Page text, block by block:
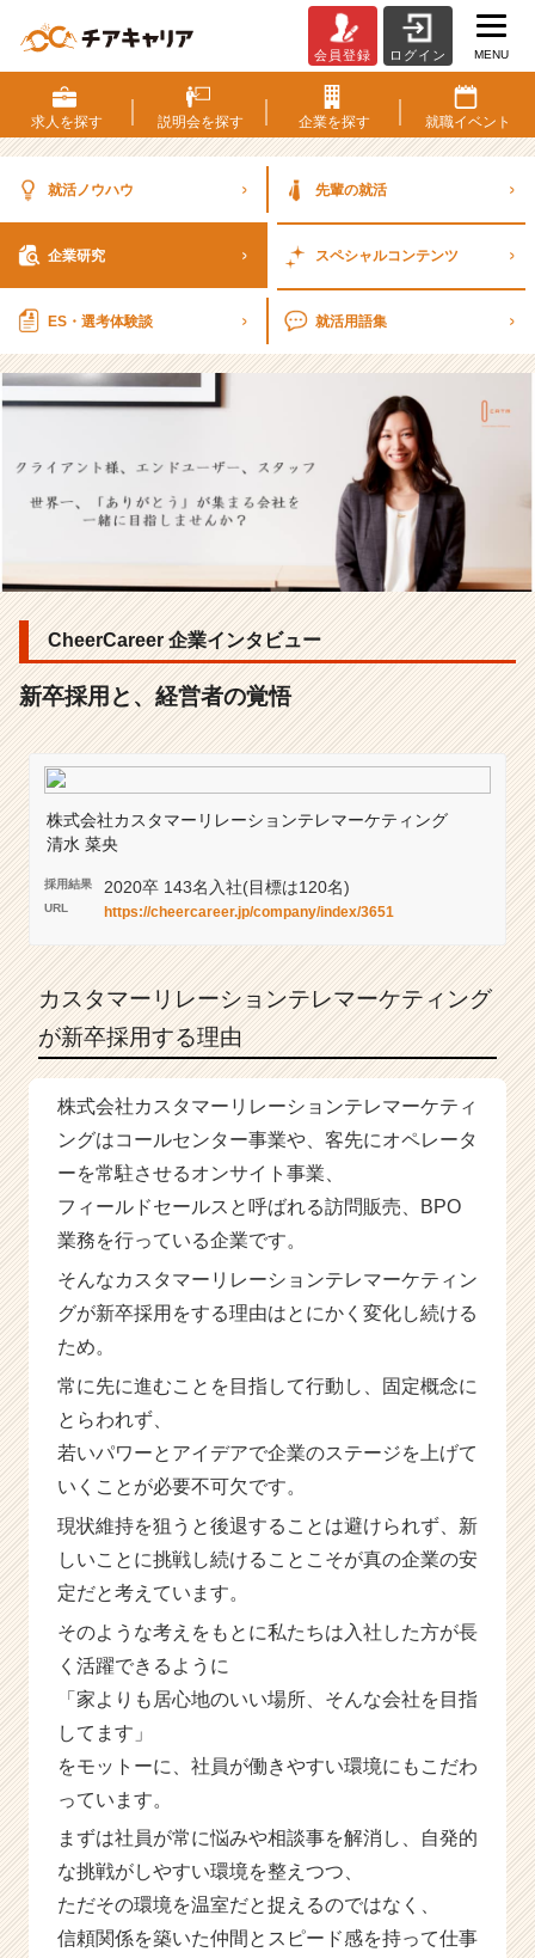
業
研
究】
ス
リ
レ
シ
ン
マ
ケ
テ
ィ
｜
新
卒
と、
経
営
の
悟
ン
チ
ャ
成
長
か
カ
ト
届
く
活
サ
イ
ト
チ
ア
リ
h
e
e
C
会員登録 ログイン MENU
求人を探す 説明会を探す 企業を探す 就職イベント
就活ノウハウ 先輩の就活
企業研究 スペシャルコンテンツ
ES・選考体験談 就活用語集
CheerCareer 企業インタビュー
新卒採用と、経営者の覚悟
株式会社カスタマーリレーションテレマーケティング
清水 菜央
採用結果 2020卒 143名入社(目標は120名)
URL https://cheercareer.jp/company/index/3651
カスタマーリレーションテレマーケティング
が新卒採用する理由
株式会社カスタマーリレーションテレマーケティ
ングはコールセンター事業や、客先にオペレータ
ーを常駐させるオンサイト事業、
フィールドセールスと呼ばれる訪問販売、BPO
業務を行っている企業です。
そんなカスタマーリレーションテレマーケティン
グが新卒採用をする理由はとにかく変化し続ける
ため。
常に先に進むことを目指して行動し、固定概念に
とらわれず、
若いパワーとアイデアで企業のステージを上げて
いくことが必要不可欠です。
現状維持を狙うと後退することは避けられず、新
しいことに挑戦し続けることこそが真の企業の安
定だと考えています。
そのような考えをもとに私たちは入社した方が長
く活躍できるように
「家よりも居心地のいい場所、そんな会社を目指
してます」
をモットーに、社員が働きやすい環境にもこだわ
っています。
まずは社員が常に悩みや相談事を解消し、自発的
な挑戦がしやすい環境を整えつつ、
ただその環境を温室だと捉えるのではなく、
信頼関係を築いた仲間とスピード感を持って仕事